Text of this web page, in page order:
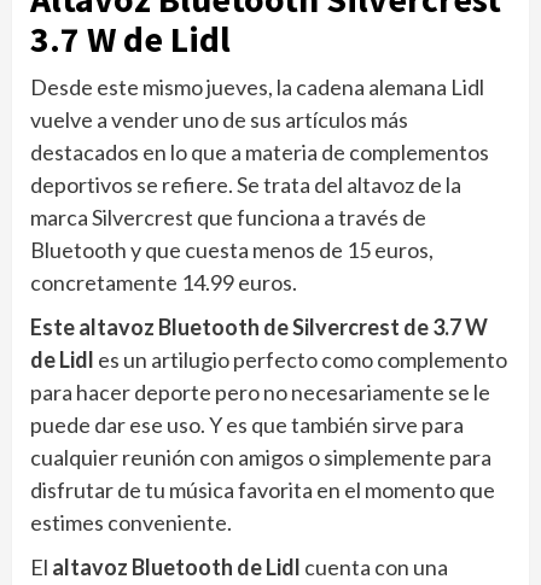
3.7 W de Lidl
Desde este mismo jueves, la cadena alemana Lidl
vuelve a vender uno de sus artículos más
destacados en lo que a materia de complementos
deportivos se refiere. Se trata del altavoz de la
marca Silvercrest que funciona a través de
Bluetooth y que cuesta menos de 15 euros,
concretamente 14.99 euros.
Este altavoz Bluetooth de Silvercrest de 3.7 W
de Lidl es un artilugio perfecto como complemento
para hacer deporte pero no necesariamente se le
puede dar ese uso. Y es que también sirve para
cualquier reunión con amigos o simplemente para
disfrutar de tu música favorita en el momento que
estimes conveniente.
El altavoz Bluetooth de Lidl cuenta con una